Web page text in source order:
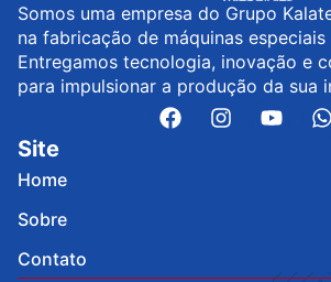
Somos uma empresa do Grupo
na fabricação de máquinas
Entregamos tecnologia, inovação e
para impulsionar a produção da sua
Site
Home
Sobre
Contato